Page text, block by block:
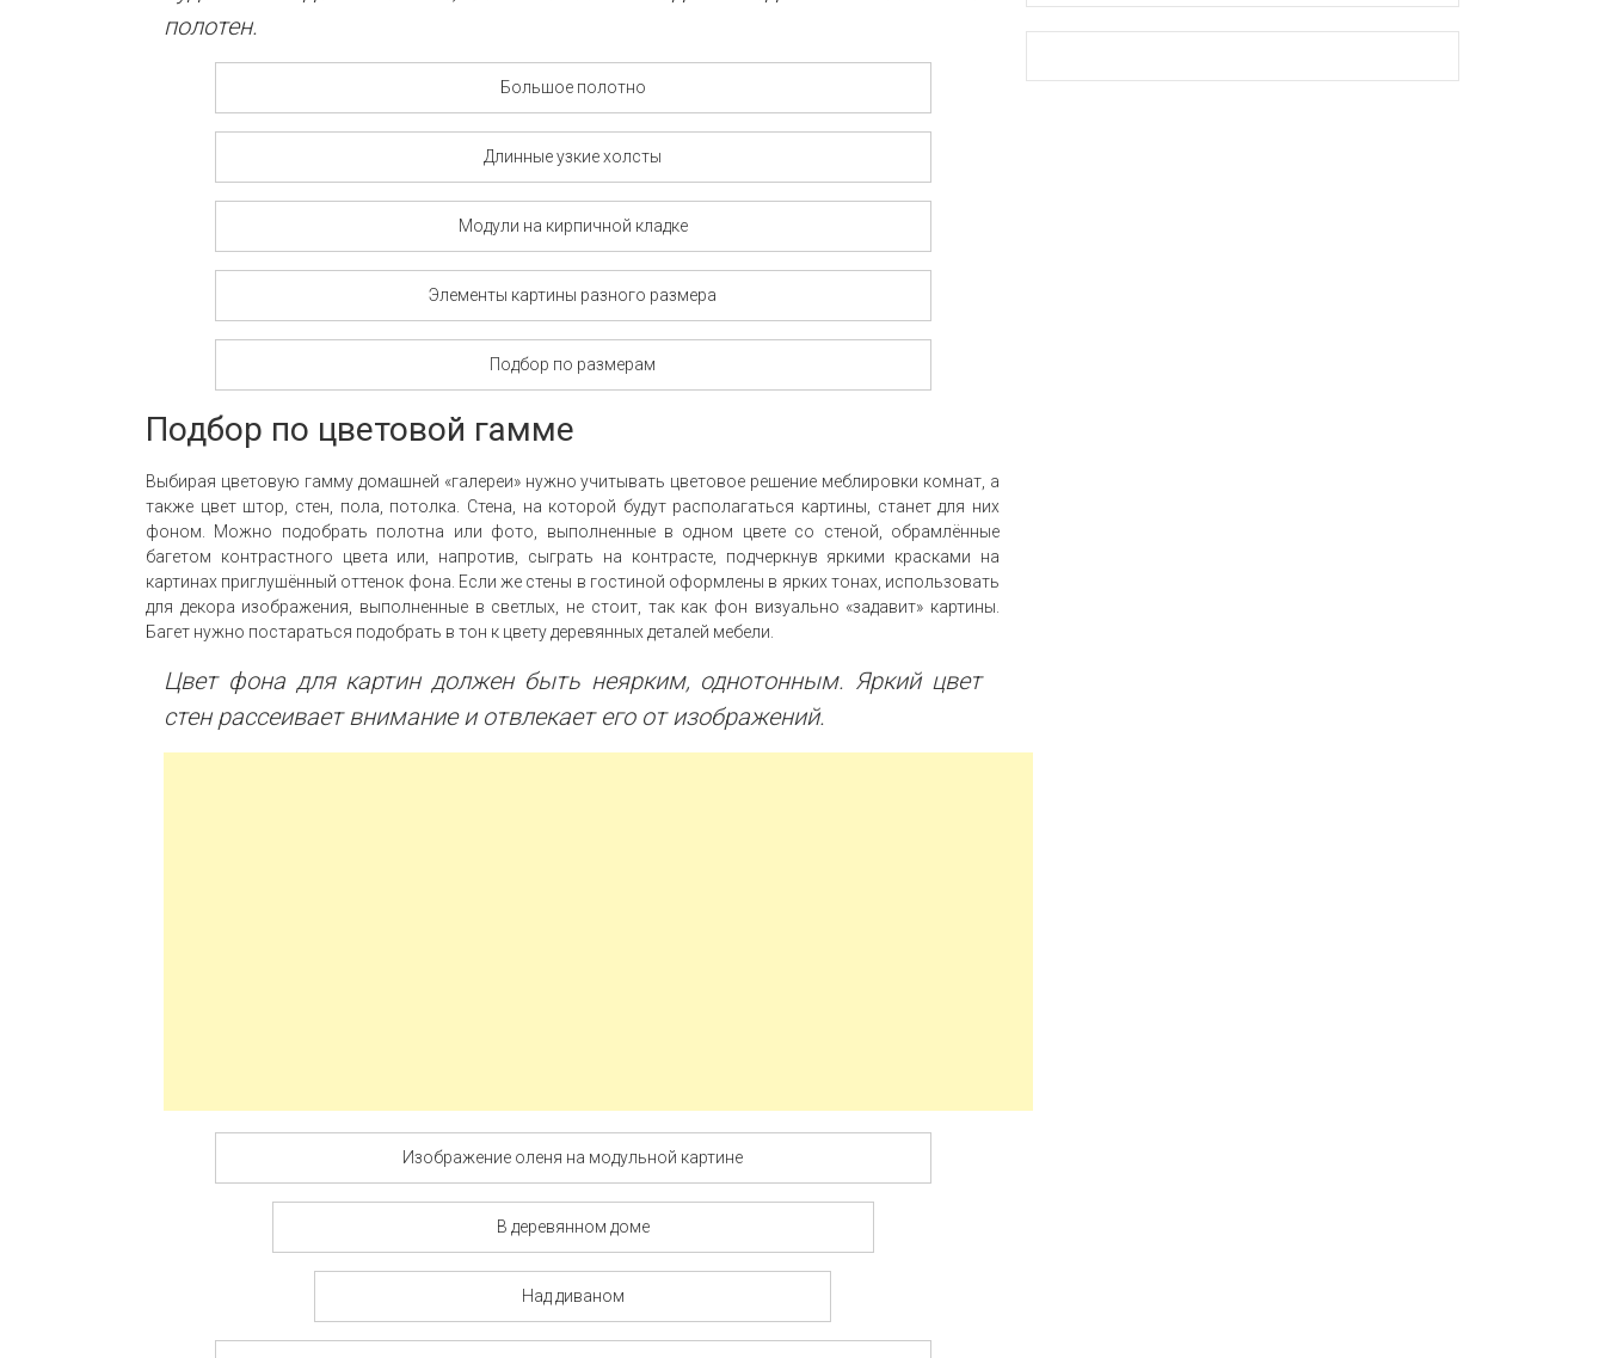
полотен.
Большое полотно
Длинные узкие холсты
Модули на кирпичной кладке
Элементы картины разного размера
Подбор по размерам
Подбор по цветовой гамме
Выбирая цветовую гамму домашней «галереи» нужно учитывать цветовое решение меблировки комнат, а
также цвет штор, стен, пола, потолка. Стена, на которой будут располагаться картины, станет для них
фоном. Можно подобрать полотна или фото, выполненные в одном цвете со стеной, обрамлённые
багетом контрастного цвета или, напротив, сыграть на контрасте, подчеркнув яркими красками на
картинах приглушённый оттенок фона. Если же стены в гостиной оформлены в ярких тонах, использовать
для декора изображения, выполненные в светлых, не стоит, так как фон визуально «задавит» картины.
Багет нужно постараться подобрать в тон к цвету деревянных деталей мебели.
Цвет фона для картин должен быть неярким, однотонным. Яркий цвет
стен рассеивает внимание и отвлекает его от изображений.
Изображение оленя на модульной картине
В деревянном доме
Над диваном